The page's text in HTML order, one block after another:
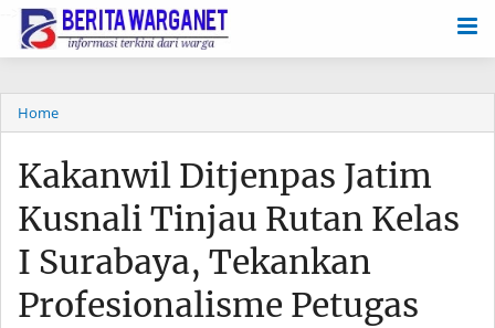
Home
Kakanwil Ditjenpas Jatim
Kusnali Tinjau Rutan Kelas
I Surabaya, Tekankan
Profesionalisme Petugas